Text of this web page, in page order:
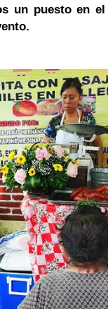
un puesto en